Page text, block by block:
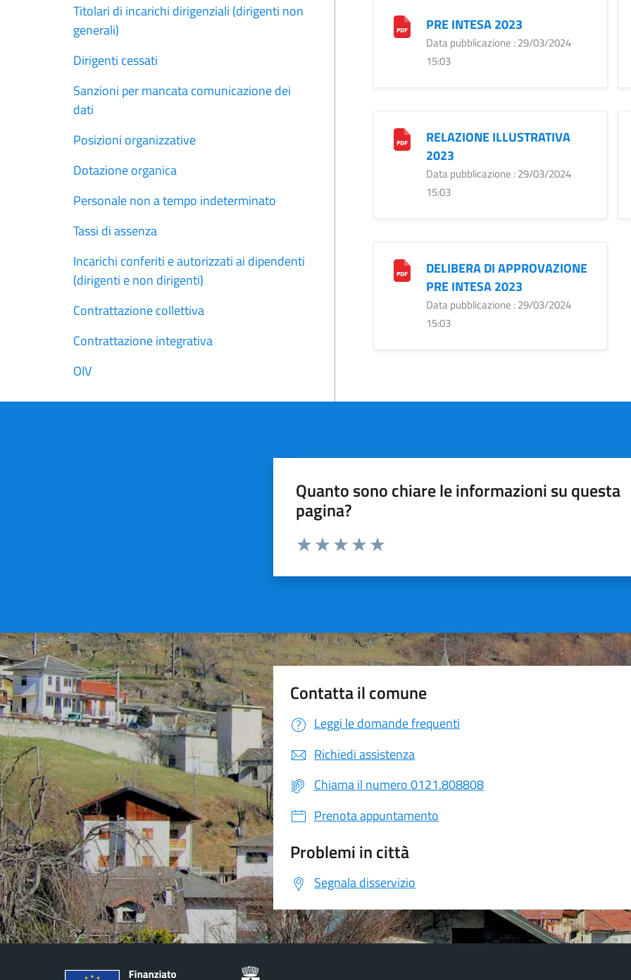
Titolari di incarichi dirigenziali (dirigenti non
generali)
Dirigenti cessati
Sanzioni per mancata comunicazione dei
dati
Posizioni organizzative
Dotazione organica
Personale non a tempo indeterminato
Tassi di assenza
Incarichi conferiti e autorizzati ai dipendenti
(dirigenti e non dirigenti)
Contrattazione collettiva
Contrattazione integrativa
OIV
PRE INTESA 2023
Data pubblicazione : 29/03/2024
15:03
RELAZIONE ILLUSTRATIVA
2023
Data pubblicazione : 29/03/2024
15:03
DELIBERA DI APPROVAZIONE
PRE INTESA 2023
Data pubblicazione : 29/03/2024
15:03
Quanto sono chiare le informazioni su questa
pagina?
Valuta da 1 a 5 stelle la pagina
Contatta il comune
Leggi le domande frequenti
Richiedi assistenza
Chiama il numero 0121.808808
Prenota appuntamento
Problemi in città
Segnala disservizio